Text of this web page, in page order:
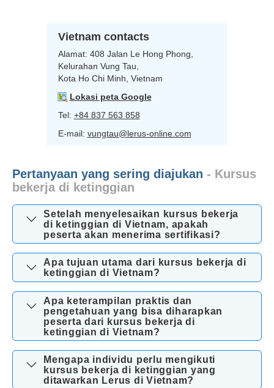
Vietnam contacts
Alamat: 408 Jalan Le Hong Phong,
Kelurahan Vung Tau,
Kota Ho Chi Minh, Vietnam
Lokasi peta Google
Tel: +84 837 563 858
E-mail: vungtau@lerus-online.com
Pertanyaan yang sering diajukan - Kursus
bekerja di ketinggian
Setelah menyelesaikan kursus bekerja
di ketinggian di Vietnam, apakah
peserta akan menerima sertifikasi?
Apa tujuan utama dari kursus bekerja di
ketinggian di Vietnam?
Apa keterampilan praktis dan
pengetahuan yang bisa diharapkan
peserta dari kursus bekerja di
ketinggian di Vietnam?
Mengapa individu perlu mengikuti
kursus bekerja di ketinggian yang
ditawarkan Lerus di Vietnam?